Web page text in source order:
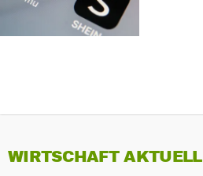
WIRTSCHAFT AKTUELL